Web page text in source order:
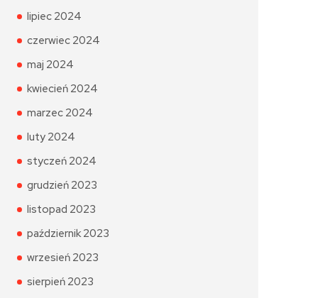
lipiec 2024
czerwiec 2024
maj 2024
kwiecień 2024
marzec 2024
luty 2024
styczeń 2024
grudzień 2023
listopad 2023
październik 2023
wrzesień 2023
sierpień 2023